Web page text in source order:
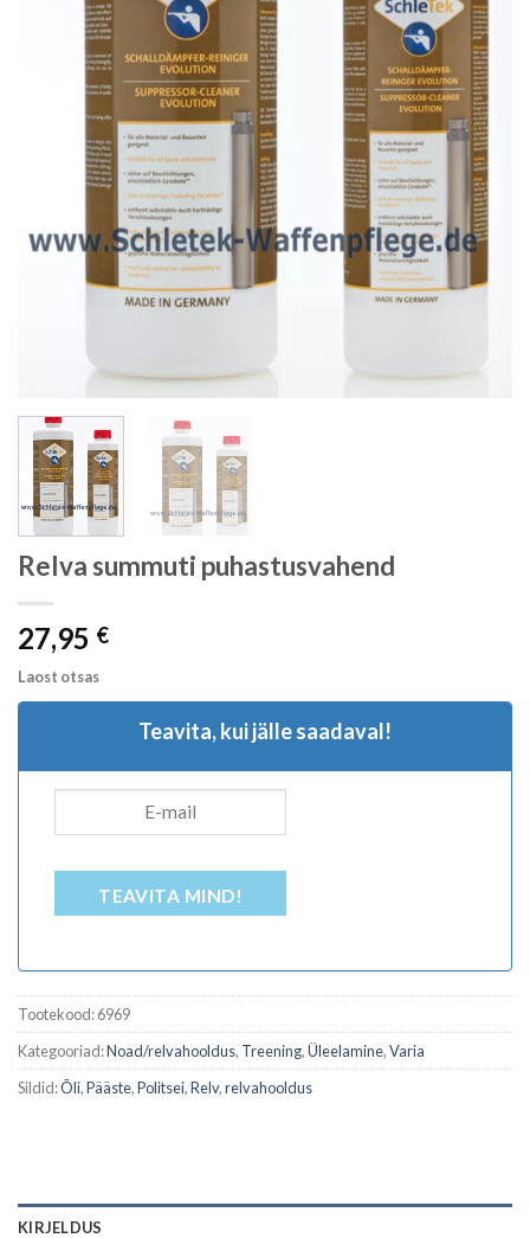
Relva summuti puhastusvahend
27,95 €
Laost otsas
Teavita, kui jälle saadaval!
TEAVITA MIND!
Tootekood:6969
Kategooriad:Noad/relvahooldus, Treening,Üleelamine,Varia
Sildid:Õli,Pääste,Politsei,Relv,relvahooldus
KIRJELDUS